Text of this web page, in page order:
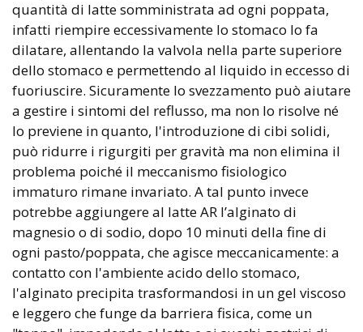
quantità di latte somministrata ad ogni poppata,
infatti riempire eccessivamente lo stomaco lo fa
dilatare, allentando la valvola nella parte superiore
dello stomaco e permettendo al liquido in eccesso di
fuoriuscire. Sicuramente lo svezzamento può aiutare
a gestire i sintomi del reflusso, ma non lo risolve né
lo previene in quanto, l'introduzione di cibi solidi,
può ridurre i rigurgiti per gravità ma non elimina il
problema poiché il meccanismo fisiologico
immaturo rimane invariato. A tal punto invece
potrebbe aggiungere al latte AR l’alginato di
magnesio o di sodio, dopo 10 minuti della fine di
ogni pasto/poppata, che agisce meccanicamente: a
contatto con l'ambiente acido dello stomaco,
l'alginato precipita trasformandosi in un gel viscoso
e leggero che funge da barriera fisica, come un